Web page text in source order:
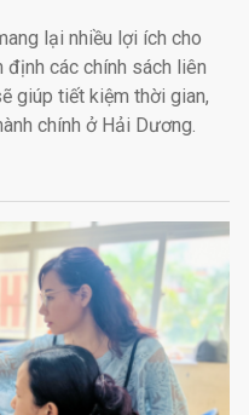
lại nhiều lợi ích cho
định các chính sách liên
giúp tiết kiệm thời gian,
chính ở Hải Dương.